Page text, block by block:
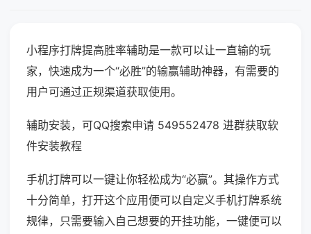
小程序打牌提高胜率辅助是一款可以让一直输的玩
家，快速成为一个“必胜”的输赢辅助神器，有需要的
用户可通过正规渠道获取使用。
辅助安装，可QQ搜索申请 549552478 进群获取软
件安装教程
手机打牌可以一键让你轻松成为“必赢”。其操作方式
十分简单，打开这个应用便可以自定义手机打牌系统
规律，只需要输入自己想要的开挂功能，一键便可以